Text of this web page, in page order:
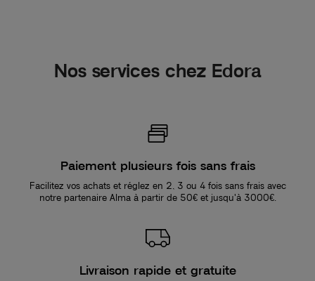
Nos services chez Edora
Paiement plusieurs fois sans frais
Facilitez vos achats et réglez en 2, 3 ou 4 fois sans frais avec
notre partenaire Alma à partir de 50€ et jusqu'à 3000€.
Livraison rapide et gratuite